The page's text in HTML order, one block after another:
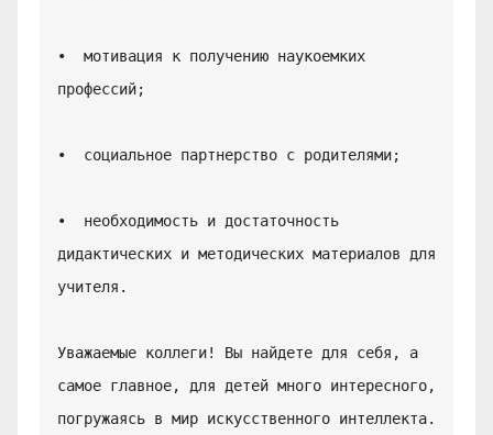
•  мотивация к получению наукоемких
профессий;
•  социальное партнерство с родителями;
•  необходимость и достаточность
дидактических и методических материалов для
учителя.
Уважаемые коллеги! Вы найдете для себя, а
самое главное, для детей много интересного,
погружаясь в мир искусственного интеллекта.